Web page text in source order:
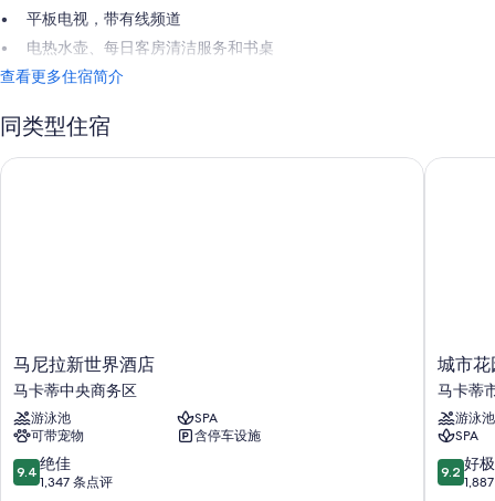
平板电视，带有线频道
电热水壶、每日客房清洁服务和书桌
查看更多住宿简介
同类型住宿
马
尼
拉
新
世
界
酒
马尼拉新世界酒店
马卡蒂中央商务区
游泳池
SPA
可带宠物
含停车设施
9.4
分，
9.4 绝佳
1,347 条点评
马尼拉新世界酒店
城
市
花
园
大
酒
店
城市花
马卡蒂
游泳池
SPA
9.2
分，
9.2 好
城市花